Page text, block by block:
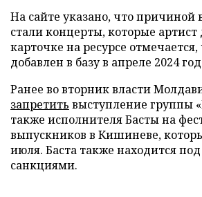
На сайте указано, что причиной
стали концерты, которые
карточке на ресурсе
добавлен в базу в апреле 2024
Ранее во вторник власти
запретить выступление группы
также исполнителя Басты на
выпускников в Кишиневе,
июля. Баста также находится
санкциями.